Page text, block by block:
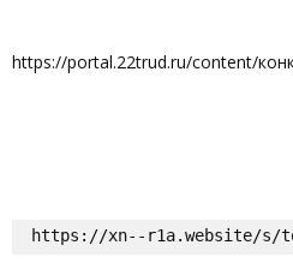
https://portal.22trud.ru/content/
https://xn--r1a.website/s/